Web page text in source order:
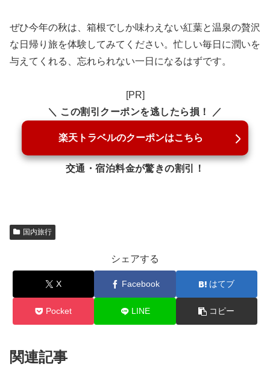
ぜひ今年の秋は、箱根でしか味わえない紅葉と温泉の贅沢
な日帰り旅を体験してみてください。忙しい毎日に潤いを
与えてくれる、忘れられない一日になるはずです。
[PR]
＼ この割引クーポンを逃したら損！ ／
楽天トラベルのクーポンはこちら
交通・宿泊料金が驚きの割引！
国内旅行
シェアする
X Facebook はてブ
Pocket LINE コピー
関連記事